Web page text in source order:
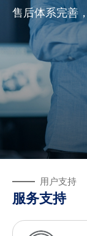
售后体系完善
用户支持
服务支持